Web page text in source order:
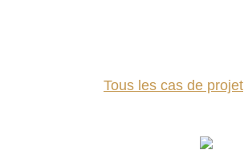
Tous les cas de projet